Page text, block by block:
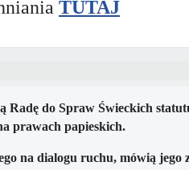
TUTAJ
Radę do Spraw Świeckich
prawach papieskich.
na dialogu ruchu, mówią jego